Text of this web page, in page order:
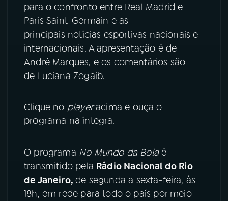
YouTube Facebook
Instagram X
TikTok
para o confronto entre Real Madrid e
Paris Saint-Germain e as
principais notícias esportivas nacionais e
internacionais. A apresentação é de
André Marques, e os comentários são
de Luciana Zogaib.
Clique no playeracima e ouça o
programa na íntegra.
O programa No Mundo da Bolaé
transmitido pela Rádio Nacional do Rio
de Janeiro,de segunda a sexta-feira, às
18h, em rede para todo o país por meio